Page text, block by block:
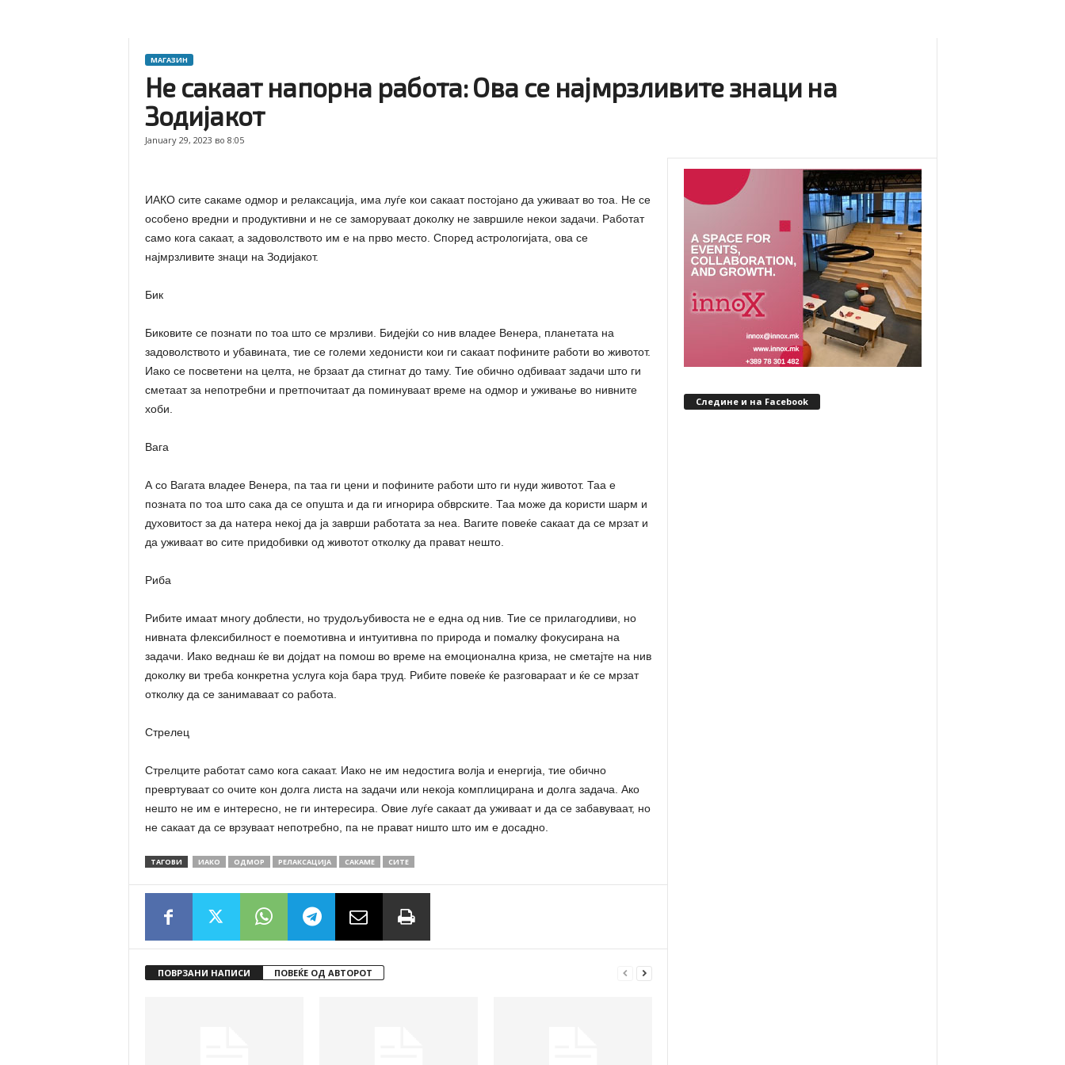
МАГАЗИН
Не сакаат напорна работа: Ова се најмрзливите знаци на
Зодијакот
January 29, 2023 во 8:05
ИАКО сите сакаме одмор и релаксација, има луѓе кои сакаат постојано да уживаат во тоа. Не се
особено вредни и продуктивни и не се заморуваат доколку не завршиле некои задачи. Работат
само кога сакаат, а задоволството им е на прво место. Според астрологијата, ова се
најмрзливите знаци на Зодијакот.
Бик
Биковите се познати по тоа што се мрзливи. Бидејќи со нив владее Венера, планетата на
задоволството и убавината, тие се големи хедонисти кои ги сакаат пофините работи во животот.
Иако се посветени на целта, не брзаат да стигнат до таму. Тие обично одбиваат задачи што ги
сметаат за непотребни и претпочитаат да поминуваат време на одмор и уживање во нивните
хоби.
Вага
А со Вагата владее Венера, па таа ги цени и пофините работи што ги нуди животот. Таа е
позната по тоа што сака да се опушта и да ги игнорира обврските. Таа може да користи шарм и
духовитост за да натера некој да ја заврши работата за неа. Вагите повеќе сакаат да се мрзат и
да уживаат во сите придобивки од животот отколку да прават нешто.
Риба
Рибите имаат многу доблести, но трудољубивоста не е една од нив. Тие се прилагодливи, но
нивната флексибилност е поемотивна и интуитивна по природа и помалку фокусирана на
задачи. Иако веднаш ќе ви дојдат на помош во време на емоционална криза, не сметајте на нив
доколку ви треба конкретна услуга која бара труд. Рибите повеќе ќе разговараат и ќе се мрзат
отколку да се занимаваат со работа.
Стрелец
Стрелците работат само кога сакаат. Иако не им недостига волја и енергија, тие обично
превртуваат со очите кон долга листа на задачи или некоја комплицирана и долга задача. Ако
нешто не им е интересно, не ги интересира. Овие луѓе сакаат да уживаат и да се забавуваат, но
не сакаат да се врзуваат непотребно, па не прават ништо што им е досадно.
ТАГОВИ ИАКО ОДМОР РЕЛАКСАЦИЈА САКАМЕ СИТЕ
ПОВРЗАНИ НАПИСИ ПОВЕЌЕ ОД АВТОРОТ
Следине и на Facebook